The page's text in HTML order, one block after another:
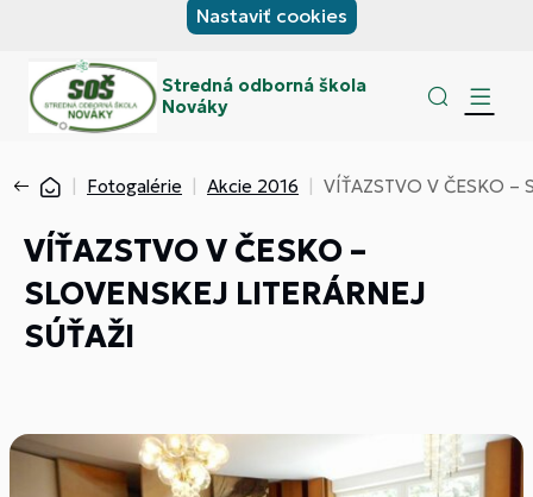
Nastaviť cookies
Stredná odborná škola
Nováky
Fotogalérie Akcie 2016 VÍŤAZSTVO V ČESKO –
VÍŤAZSTVO V ČESKO –
SLOVENSKEJ LITERÁRNEJ
SÚŤAŽI